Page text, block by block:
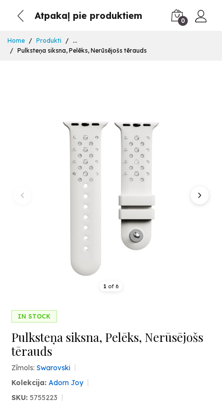
Atpakaļ pie produktiem 0
Home Produkti
...
Pulksteņa siksna, Pelēks, Nerūsējošs tērauds
1 of 6
IN STOCK
Pulksteņa siksna, Pelēks, Nerūsējošs
tērauds
Zīmols: Swarovski
Kolekcija: Adorn Joy
SKU: 5755223